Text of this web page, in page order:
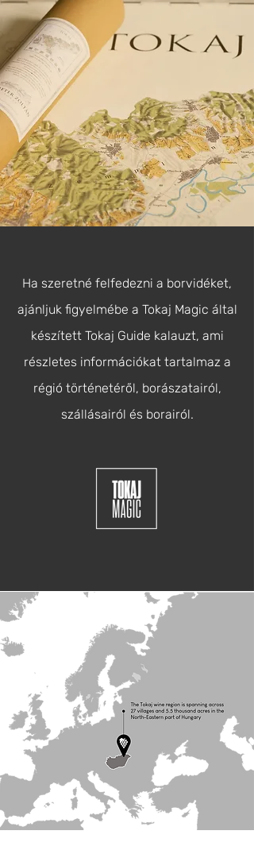
Ha szeretné felfedezni a borvidéket,
ajánljuk figyelmébe a Tokaj Magic által
készített Tokaj Guide kalauzt, ami
részletes információkat tartalmaz a
régió történetéről, borászatairól,
szállásairól és borairól.